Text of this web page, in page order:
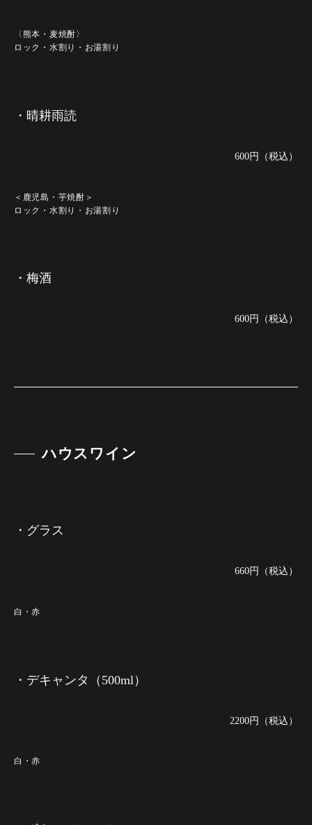
〈熊本・麦焼酎〉
ロック・水割り・お湯割り
・晴耕雨読
600円（税込）
＜鹿児島・芋焼酎＞
ロック・水割り・お湯割り
・梅酒
600円（税込）
ハウスワイン
・グラス
660円（税込）
白・赤
・デキャンタ（500ml）
2200円（税込）
白・赤